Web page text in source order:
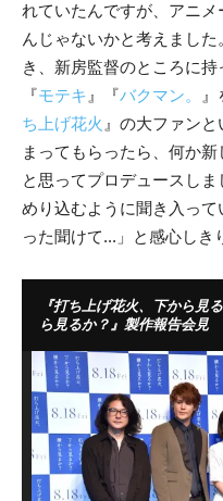
れていたんですが、アニ
んじゃないかと考えまし
き、新房監督のところに持
『モテキ 』『バクマン。
ち上げ花火 』の大ファン
まってもらったら、何か
と思ってプロデュースし
めり込むように聞き入っ
った聞けて...」と感心しき
『打ち上げ花火、下から見
ら見るか？』製作報告会見